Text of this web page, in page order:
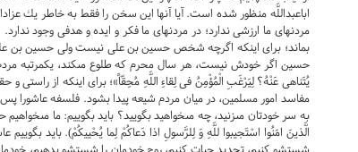
اباعبداللَّه منظور شده است. آيا آنها اين سخن را فقط به خاطر يك
مردنهاى ما ارزشى ندارد؛ در مردنهاى ما فكر و ايده و هدفى وجود
بماند؛ براى اينكه اگرچه شخص حسين بن على نيست ولى حسين بن
حسين اگر خودش نيست، هر سال محرم كه طلوع مى‏كند، يكمرتبه مردم
يُتَناهى‏ عَنْهُ؟ لِيَرْغَبِ الْمُؤْمِنُ فى لِقاءِ اللَّهِ مُحِقّاً»؛ براى اينكه از
مفاسد امور مسلمين، در ميان مردم شيعه پيدا بشود. فلسفه عاشورا
به سر خودتان مى‏زنيد، چه مى‏خواهيد بگوييد؟ بايد بگوييم: ما مى‏خواهيم
الَّذينَ امَنُوا اسْتَجيبوا للَّهِ وَ لِلرَّسولِ اذا دَعاكُمْ لِما يُحْييكُمْ). بايد